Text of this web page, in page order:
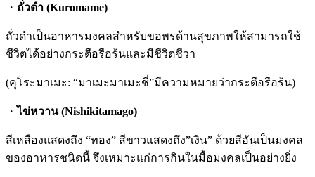
・ ถั่วดำ (Kuromame)
ถั่วดำเป็นอาหารมงคลสำหรับขอพรด้านสุขภาพให้สามารถใช้
ชีวิตได้อย่างกระตือรือร้นและมีชีวิตชีวา
(คุโระมาเมะ: “มาเมะมาเมะชี่”มีความหมายว่ากระตือรือร้น)
・ไข่หวาน (Nishikitamago)
สีเหลืองแสดงถึง “ทอง” สีขาวแสดงถึง”เงิน” ด้วยสีอันเป็นมงคล
ของอาหารชนิดนี้ จึงเหมาะแก่การกินในมื้อมงคลเป็นอย่างยิ่ง